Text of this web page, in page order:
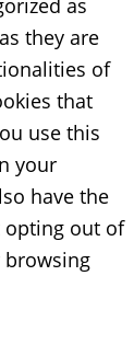
as
they are
of
that
use this
your
have the
opting out of
browsing